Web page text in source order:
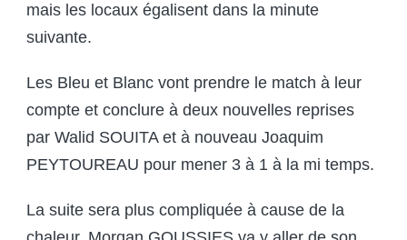
mais les locaux égalisent dans la minute
suivante.
Les Bleu et Blanc vont prendre le match à leur
compte et conclure à deux nouvelles reprises
par Walid SOUITA et à nouveau Joaquim
PEYTOUREAU pour mener 3 à 1 à la mi temps.
La suite sera plus compliquée à cause de la